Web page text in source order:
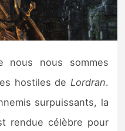
nous nous sommes
hostiles de Lordran.
surpuissants, la
rendue célèbre pour